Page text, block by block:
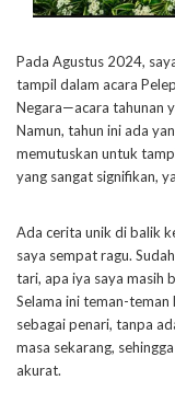
Pada Agustus 2024,
tampil dalam acara
Negara—acara tahunan
Namun, tahun ini ada
memutuskan untuk
yang sangat signifikan,
Ada cerita unik di balik
saya sempat ragu.
tari, apa iya saya masih
Selama ini teman-teman
sebagai penari, tanpa
masa sekarang,
akurat.